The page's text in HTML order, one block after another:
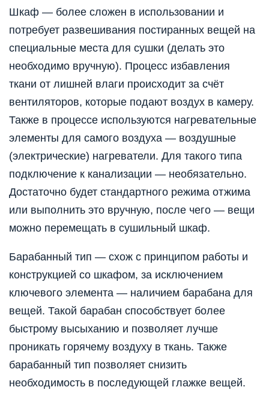
Шкаф — более сложен в использовании и
потребует развешивания постиранных вещей на
специальные места для сушки (делать это
необходимо вручную). Процесс избавления
ткани от лишней влаги происходит за счёт
вентиляторов, которые подают воздух в камеру.
Также в процессе используются нагревательные
элементы для самого воздуха — воздушные
(электрические) нагреватели. Для такого типа
подключение к канализации — необязательно.
Достаточно будет стандартного режима отжима
или выполнить это вручную, после чего — вещи
можно перемещать в сушильный шкаф.
Барабанный тип — схож с принципом работы и
конструкцией со шкафом, за исключением
ключевого элемента — наличием барабана для
вещей. Такой барабан способствует более
быстрому высыханию и позволяет лучше
проникать горячему воздуху в ткань. Также
барабанный тип позволяет снизить
необходимость в последующей глажке вещей.